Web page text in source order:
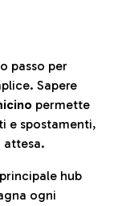
passo per
Sapere
permette
e spostamenti,
attesa.
hub
ogni